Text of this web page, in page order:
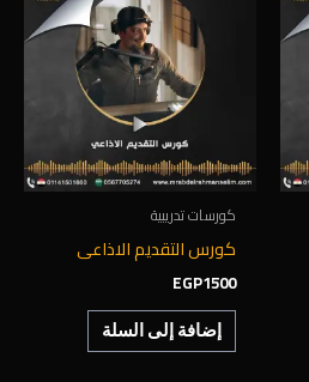
كورسات تدريبية
كورس التقديم الاذاعى
EGP1500
إضافة إلى السلة